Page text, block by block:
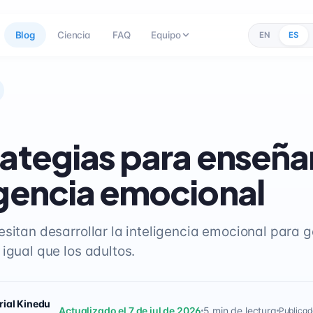
Blog Ciencia FAQ Equipo EN ES
para
emocional
desarrollar la inteligencia emocional para
que los adultos.
Kinedu
Actualizado el 7 de jul de 2026 5 min de lectura